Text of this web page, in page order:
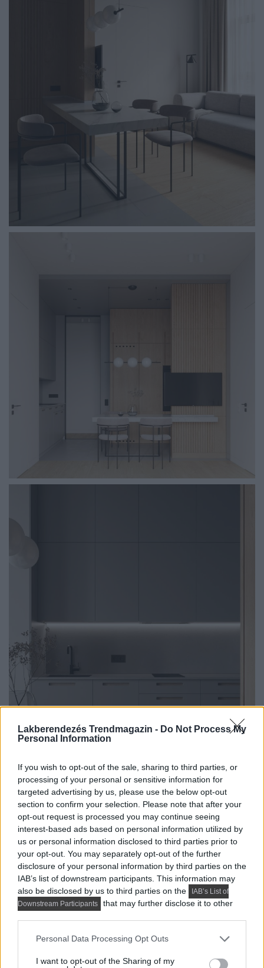
Lakberendezés Trendmagazin - Do Not Process My
Personal Information
If you wish to opt-out of the sale, sharing to third parties, or
processing of your personal or sensitive information for
targeted advertising by us, please use the below opt-out
section to confirm your selection. Please note that after your
opt-out request is processed you may continue seeing
interest-based ads based on personal information utilized by
us or personal information disclosed to third parties prior to
your opt-out. You may separately opt-out of the further
disclosure of your personal information by third parties on the
IAB’s list of downstream participants. This information may
also be disclosed by us to third parties on the
IAB’s List of
Downstream Participants
that may further disclose it to other
Please note that this website/app uses one or more Google
not limited to your visit or usage behaviour. You may click to
Personal Data Processing Opt Outs
I want to opt-out of the Sharing of my